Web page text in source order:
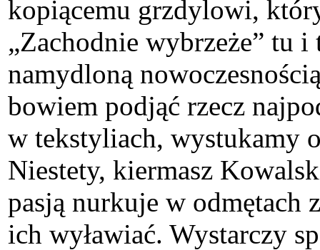
kopiącemu grzdylowi,
„Zachodnie wybrzeże” tu
namydloną
bowiem podjąć rzecz
w tekstyliach, wystukamy
Niestety, kiermasz
pasją nurkuje w odmętach
ich wyławiać. Wystarczy